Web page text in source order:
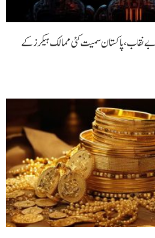
پاکستان سمیت کئی ممالک ہیکرز کے